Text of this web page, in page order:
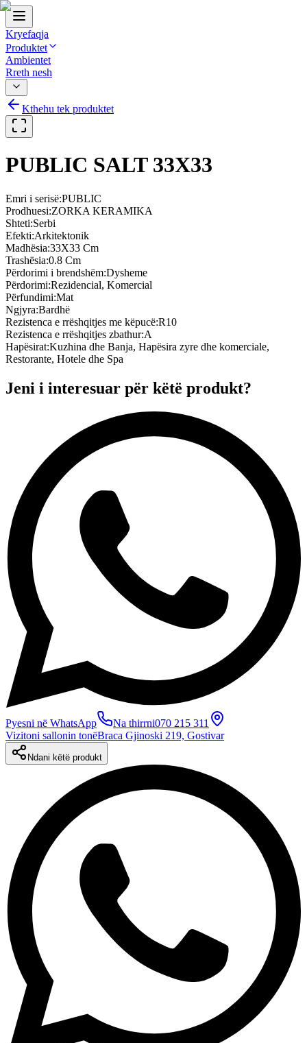
Kryefaqja
Produktet
Ambientet
Rreth nesh
Kthehu tek produktet
PUBLIC SALT 33X33
Emri i serisë:PUBLIC
Prodhuesi:ZORKA KERAMIKA
Shteti:Serbi
Efekti:Arkitektonik
Madhësia:33X33 Cm
Trashësia:0.8 Cm
Përdorimi i brendshëm:Dysheme
Përdorimi:Rezidencial, Komercial
Përfundimi:Mat
Ngjyra:Bardhë
Rezistenca e rrëshqitjes me këpucë:R10
Rezistenca e rrëshqitjes zbathur:A
Hapësirat:Kuzhina dhe Banja, Hapësira zyre dhe komerciale,
Restorante, Hotele dhe Spa
Jeni i interesuar për këtë produkt?
Pyesni në WhatsApp Na thirrni070 215 311
Vizitoni sallonin tonëBraca Gjinoski 219, Gostivar
Ndani këtë produkt